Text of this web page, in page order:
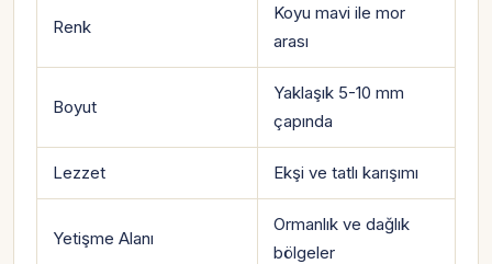
Renk
Koyu mavi ile mor
arası
Boyut
Yaklaşık 5-10 mm
çapında
Lezzet Ekşi ve tatlı karışımı
Yetişme Alanı
Ormanlık ve dağlık
bölgeler